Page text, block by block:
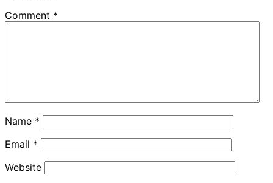
Comment *
Name *
Email *
Website